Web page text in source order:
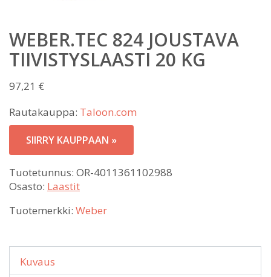
WEBER.TEC 824 JOUSTAVA
TIIVISTYSLAASTI 20 KG
97,21 €
Rautakauppa: Taloon.com
SIIRRY KAUPPAAN »
Tuotetunnus: OR-4011361102988
Osasto: Laastit
Tuotemerkki: Weber
Kuvaus